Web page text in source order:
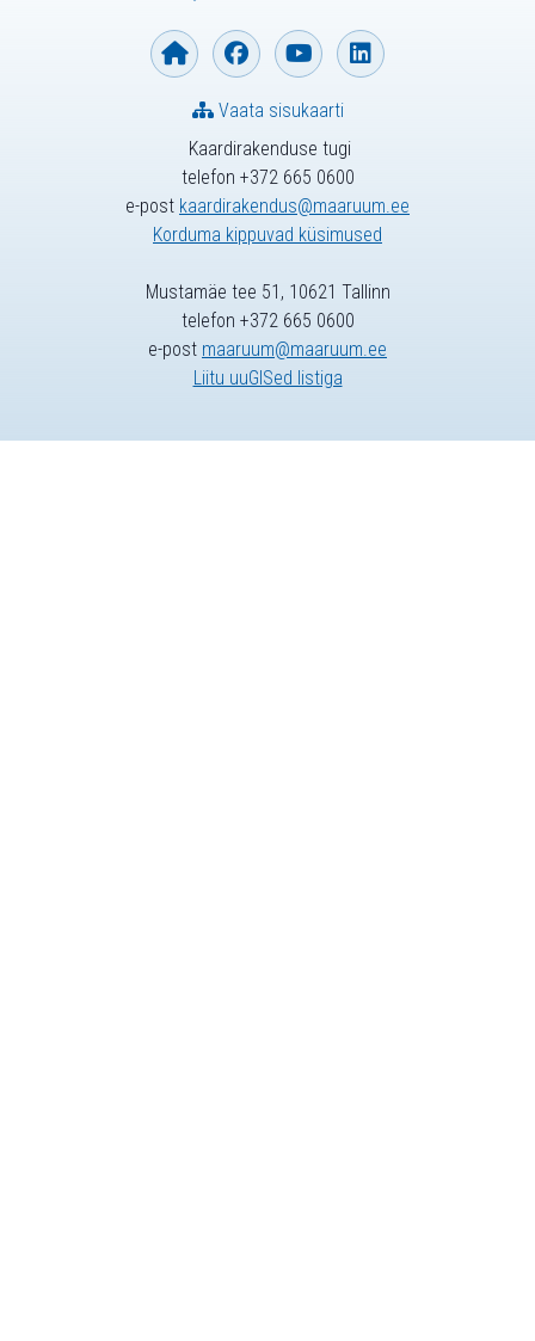
Kaardirakenduse tugi
telefon +372 665 0600
e-post kaardirakendus@maaruum.ee
Korduma kippuvad küsimused
Vaata sisukaarti
Mustamäe tee 51, 10621 Tallinn
telefon +372 665 0600
e-post maaruum@maaruum.ee
Liitu uuGISed listiga